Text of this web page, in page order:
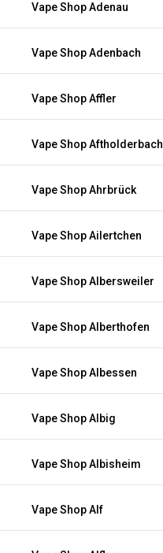
Vape Shop Adenau
Vape Shop Adenbach
Vape Shop Affler
Vape Shop Aftholderbach
Vape Shop Ahrbrück
Vape Shop Ailertchen
Vape Shop Albersweiler
Vape Shop Alberthofen
Vape Shop Albessen
Vape Shop Albig
Vape Shop Albisheim
Vape Shop Alf